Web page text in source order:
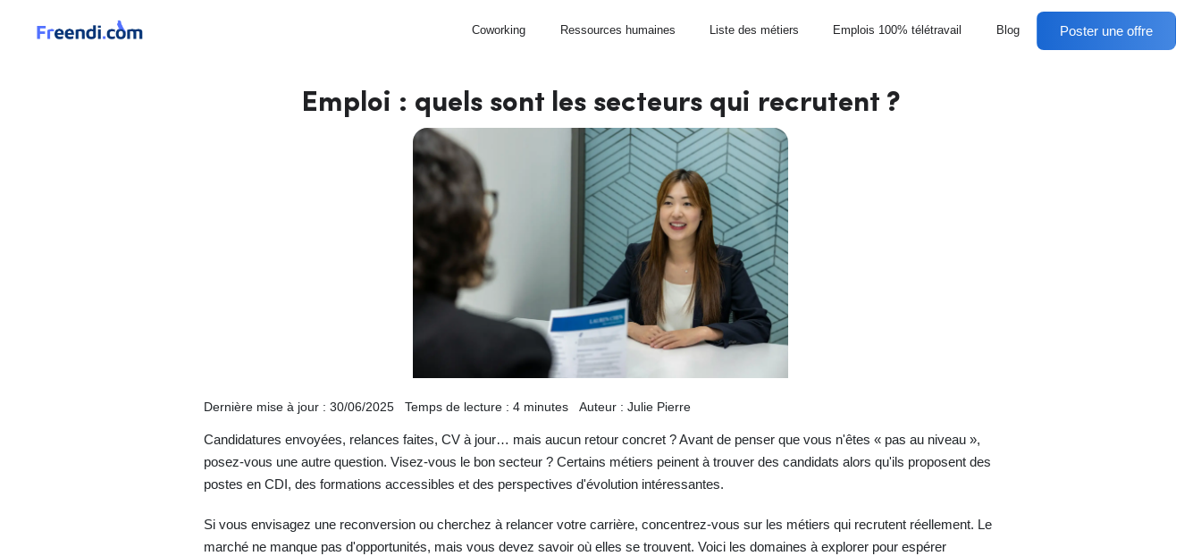
Coworking Ressources humaines Liste des métiers Emplois 100% télétravail Blog Poster une offre
Emploi : quels sont les secteurs qui recrutent ?
Dernière mise à jour : 30/06/2025 Temps de lecture : 4 minutes Auteur : Julie Pierre
Candidatures envoyées, relances faites, CV à jour… mais aucun retour concret ? Avant de penser que vous n'êtes « pas au niveau »,
posez-vous une autre question. Visez-vous le bon secteur ? Certains métiers peinent à trouver des candidats alors qu'ils proposent des
postes en CDI, des formations accessibles et des perspectives d'évolution intéressantes.
Si vous envisagez une reconversion ou cherchez à relancer votre carrière, concentrez-vous sur les métiers qui recrutent réellement. Le
marché ne manque pas d'opportunités, mais vous devez savoir où elles se trouvent. Voici les domaines à explorer pour espérer